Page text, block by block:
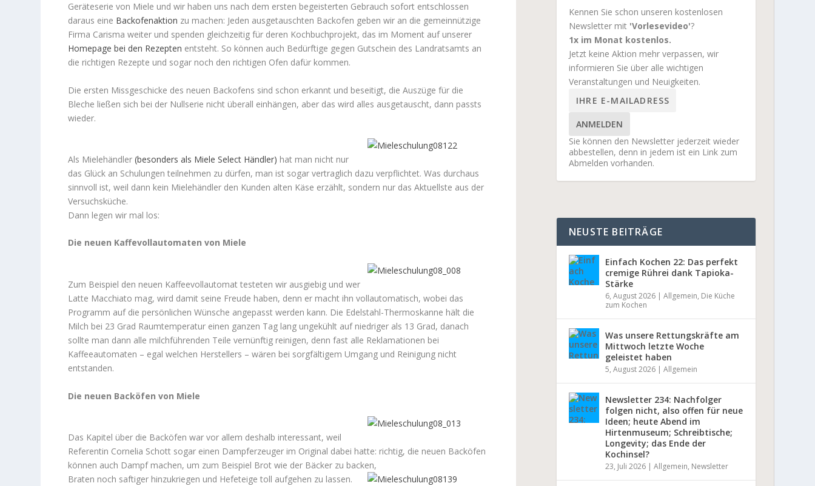
Geräteserie von Miele und wir haben uns nach dem ersten begeisterten Gebrauch sofort entschlossen
daraus eine Backofenaktion zu machen: Jeden ausgetauschten Backofen geben wir an die gemeinnützige
Firma Carisma weiter und spenden gleichzeitig für deren Kochbuchprojekt, das im Moment auf unserer
Homepage bei den Rezepten entsteht. So können auch Bedürftige gegen Gutschein des Landratsamts an
die richtigen Rezepte und sogar noch den richtigen Ofen dafür kommen.
Die ersten Missgeschicke des neuen Backofens sind schon erkannt und beseitigt, die Auszüge für die
Bleche ließen sich bei der Nullserie nicht überall einhängen, aber das wird alles ausgetauscht, dann passts
wieder.
Als Mielehändler(besonders als Miele Select Händler) hat man nicht nur
das Glück an Schulungen teilnehmen zu dürfen, man ist sogar vertraglich dazu verpflichtet. Was durchaus
sinnvoll ist, weil dann kein Mielehändler den Kunden alten Käse erzählt, sondern nur das Aktuellste aus der
Versuchsküche.
Dann legen wir mal los:
Die neuen Kaffevollautomaten von Miele
Zum Beispiel den neuen Kaffeevollautomat testeten wir ausgiebig und wer
Latte Macchiato mag, wird damit seine Freude haben, denn er macht ihn vollautomatisch, wobei das
Programm auf die persönlichen Wünsche angepasst werden kann. Die Edelstahl-Thermoskanne hält die
Milch bei 23 Grad Raumtemperatur einen ganzen Tag lang ungekühlt auf niedriger als 13 Grad, danach
sollte man dann alle milchführenden Teile vernünftig reinigen, denn fast alle Reklamationen bei
Kaffeeautomaten – egal welchen Herstellers – wären bei sorgfältigem Umgang und Reinigung nicht
entstanden.
Die neuen Backöfen von Miele
Das Kapitel über die Backöfen war vor allem deshalb interessant, weil
Referentin Cornelia Schott sogar einen Dampferzeuger im Original dabei hatte: richtig, die neuen Backöfen
können auch Dampf machen, um zum Beispiel Brot wie der Bäcker zu backen,
Braten noch saftiger hinzukriegen und Hefeteige toll aufgehen zu lassen.
Kennen Sie schon unseren kostenlosen
Newsletter mit 'Vorlesevideo'?
1x im Monat kostenlos.
Jetzt keine Aktion mehr verpassen, wir
informieren Sie über alle wichtigen
Veranstaltungen und Neuigkeiten.
ANMELDEN
Sie können den Newsletter jederzeit wieder
abbestellen, denn in jedem ist ein Link zum
Abmelden vorhanden.
NEUSTE BEITRÄGE
Einfach Kochen 22: Das perfekt
cremige Rührei dank Tapioka-
Stärke
6, August 2026| Allgemein, Die Küche
zum Kochen
Was unsere Rettungskräfte am
Mittwoch letzte Woche
geleistet haben
5, August 2026| Allgemein
Newsletter 234: Nachfolger
folgen nicht, also offen für neue
Ideen; heute Abend im
Hirtenmuseum; Schreibtische;
Longevity; das Ende der
Kochinsel?
23, Juli 2026| Allgemein, Newsletter